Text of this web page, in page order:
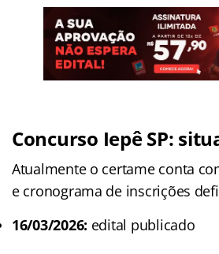
Concurso Iepê SP:
Atualmente o certame conta
e cronograma de inscrições
16/03/2026: edital publicado